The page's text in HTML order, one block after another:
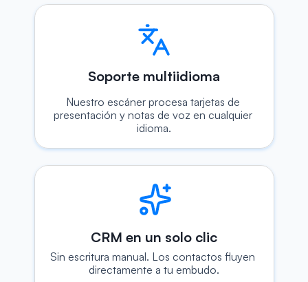
Soporte multiidioma
Nuestro escáner procesa tarjetas de
presentación y notas de voz en cualquier
idioma.
CRM en un solo clic
Sin escritura manual. Los contactos fluyen
directamente a tu embudo.